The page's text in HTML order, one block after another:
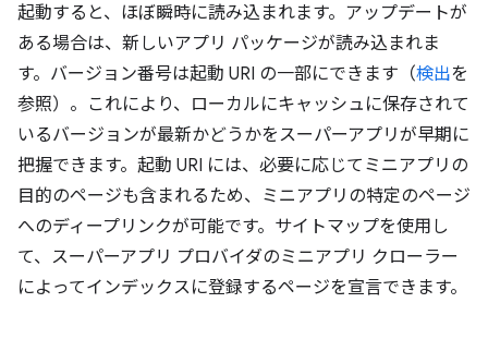
起動すると、ほぼ瞬時に読み込まれます。アップデートが
ある場合は、新しいアプリ パッケージが読み込まれま
す。バージョン番号は起動 URI の一部にできます（検出を
参照）。これにより、ローカルにキャッシュに保存されて
いるバージョンが最新かどうかをスーパーアプリが早期に
把握できます。起動 URI には、必要に応じてミニアプリの
目的のページも含まれるため、ミニアプリの特定のページ
へのディープリンクが可能です。サイトマップを使用し
て、スーパーアプリ プロバイダのミニアプリ クローラー
によってインデックスに登録するページを宣言できます。